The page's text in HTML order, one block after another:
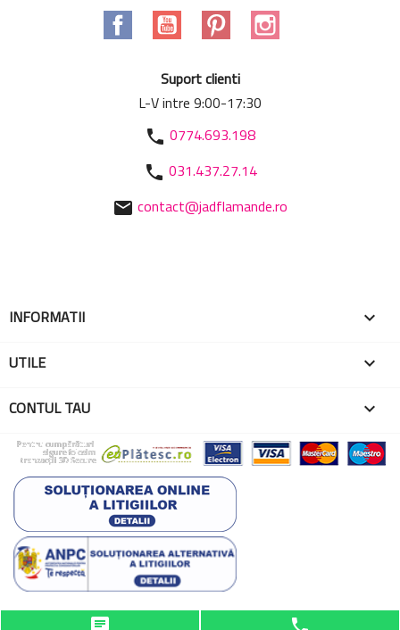
Facebook YouTube Pinterest
Suport clienti
L-V intre 9:00-17:30
phone 0774.693.198
phone 031.437.27.14
mail contact@jadflamande.ro
INFORMATII 
UTILE 
CONTUL TAU 
© 2026 - Toate drepturile rezervate EMA Globo One
chat phone